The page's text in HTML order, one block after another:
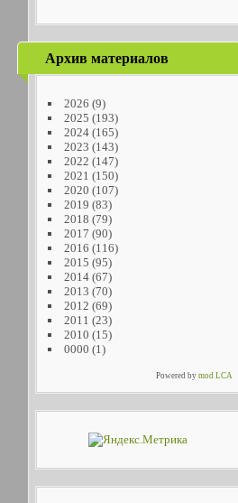
Архив материалов
2026 (9)
2025 (193)
2024(165)
2023 (143)
2022 (147)
2021 (150)
2020 (107)
2019 (83)
2018 (79)
2017 (90)
2016 (116)
2015 (95)
2014(67)
2013 (70)
2012 (69)
2011 (23)
2010 (15)
0000 (1)
Powered bymod LCA